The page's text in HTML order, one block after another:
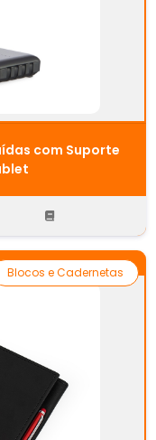
com Suporte
Blocos e Cadernetas